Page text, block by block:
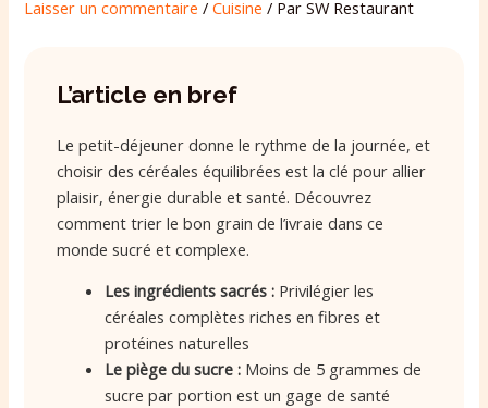
Laisser un commentaire /Cuisine / ParSW Restaurant
L’article en bref
Le petit-déjeuner donne le rythme de la journée, et
choisir des céréales équilibrées est la clé pour allier
plaisir, énergie durable et santé. Découvrez
comment trier le bon grain de l’ivraie dans ce
monde sucré et complexe.
Les ingrédients sacrés : Privilégier les
céréales complètes riches en fibres et
protéines naturelles
Le piège du sucre : Moins de 5 grammes de
sucre par portion est un gage de santé